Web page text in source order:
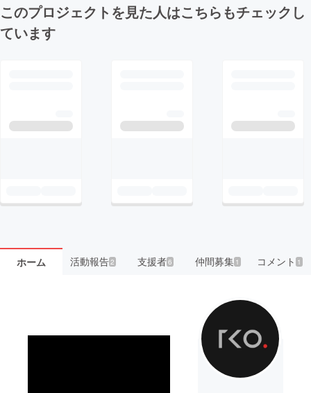
このプロジェクトを見た人はこちらもチェックし
ています
ホーム 活動報告2 支援者6 仲間募集 1 コメント 1